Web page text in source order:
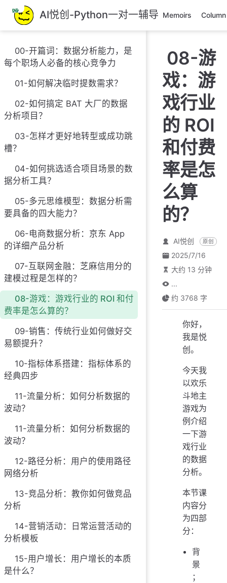
跳
至
主
內
容
AI悦创-Python一对一辅导 Memoirs Column
00-开篇词：数据分析能力，是
每个职场人必备的核心竞争力
01-如何解决临时提数需求？
02-如何搞定 BAT 大厂的数据
分析项目？
03-怎样才更好地转型或成功跳
槽？
04-如何挑选适合项目场景的数
据分析工具？
05-多元思维模型：数据分析需
要具备的四大能力？
06-电商数据分析：京东 App
的详细产品分析
07-互联网金融：芝麻信用分的
建模过程是怎样的？
08-游戏：游戏行业的 ROI 和付
费率是怎么算的？
09-销售：传统行业如何做好交
易额提升？
10-指标体系搭建：指标体系的
经典四步
11-流量分析：如何分析数据的
波动？
11-流量分析：如何分析数据的
波动？
12-路径分析：用户的使用路径
网络分析
13-竞品分析：教你如何做竞品
分析
14-营销活动：日常运营活动的
分析模板
15-用户增长：用户增长的本质
是什么？
08-游
戏：游
戏行业
的 ROI
和付费
率是怎
么算
的？
AI悦创 原创
2025/7/16
大约 13 分钟
...
约 3768 字
你好，
我是悦
创。
今天我
以欢乐
斗地主
游戏为
例介绍
一下游
戏行业
的数据
分析。
本节课
内容分
为四部
分：
背
景
；